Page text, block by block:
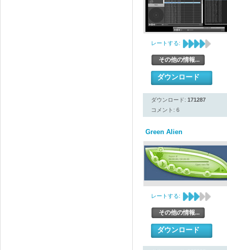
レートする:
その他の情報...
ダウンロード
ダウンロード: 171287
コメント: 6
Green Alien
レートする:
その他の情報...
ダウンロード